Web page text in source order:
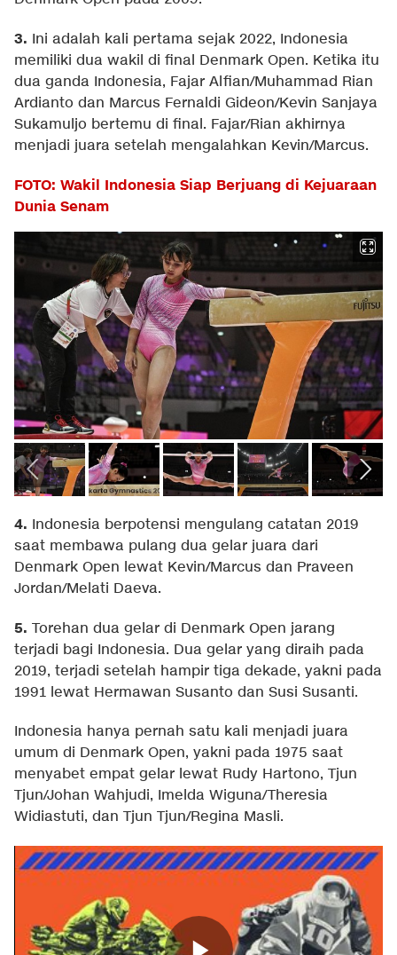
3. Ini adalah kali pertama sejak 2022, Indonesia
memiliki dua wakil di final Denmark Open. Ketika itu
dua ganda Indonesia, Fajar Alfian/Muhammad Rian
Ardianto dan Marcus Fernaldi Gideon/Kevin Sanjaya
Sukamuljo bertemu di final. Fajar/Rian akhirnya
menjadi juara setelah mengalahkan Kevin/Marcus.
FOTO: Wakil Indonesia Siap Berjuang di Kejuaraan
Dunia Senam
4. Indonesia berpotensi mengulang catatan 2019
saat membawa pulang dua gelar juara dari
Denmark Open lewat Kevin/Marcus dan Praveen
Jordan/Melati Daeva.
5. Torehan dua gelar di Denmark Open jarang
terjadi bagi Indonesia. Dua gelar yang diraih pada
2019, terjadi setelah hampir tiga dekade, yakni pada
1991 lewat Hermawan Susanto dan Susi Susanti.
Indonesia hanya pernah satu kali menjadi juara
umum di Denmark Open, yakni pada 1975 saat
menyabet empat gelar lewat Rudy Hartono, Tjun
Tjun/Johan Wahjudi, Imelda Wiguna/Theresia
Widiastuti, dan Tjun Tjun/Regina Masli.